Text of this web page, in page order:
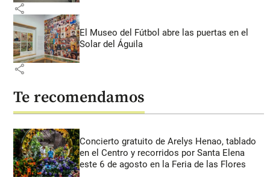
share
El Museo del Fútbol abre las puertas en el
Solar del Águila
share
Te recomendamos
Concierto gratuito de Arelys Henao, tablado
en el Centro y recorridos por Santa Elena
este 6 de agosto en la Feria de las Flores